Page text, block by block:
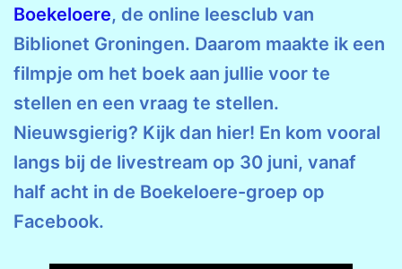
Boekeloere, de online leesclub van
Biblionet Groningen. Daarom maakte ik een
filmpje om het boek aan jullie voor te
stellen en een vraag te stellen.
Nieuwsgierig? Kijk dan hier! En kom vooral
langs bij de livestream op 30 juni, vanaf
half acht in de Boekeloere-groep op
Facebook.